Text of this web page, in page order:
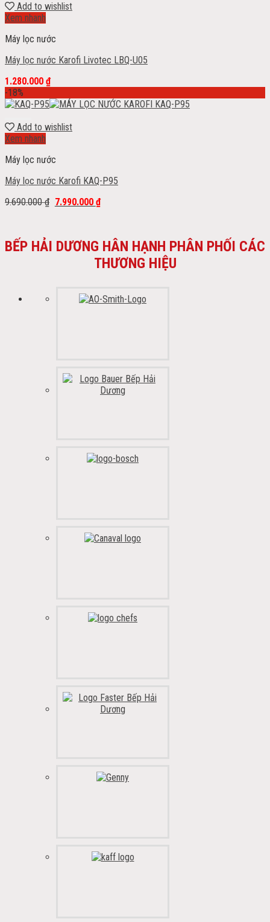
Add to wishlist
Xem nhanh
Máy lọc nước
Máy lọc nước Karofi Livotec LBQ-U05
1.280.000 ₫
-18%
Add to wishlist
Xem nhanh
Máy lọc nước
Máy lọc nước Karofi KAQ-P95
9.690.000₫ 7.990.000 ₫
BẾP HẢI DƯƠNG HÂN HẠNH PHÂN PHỐI CÁC
THƯƠNG HIỆU